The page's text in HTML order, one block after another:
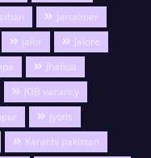
Jaisalmer
jalor
Jalore
Jhabua
JOB vacancy
jyotis
Karachi pakistan